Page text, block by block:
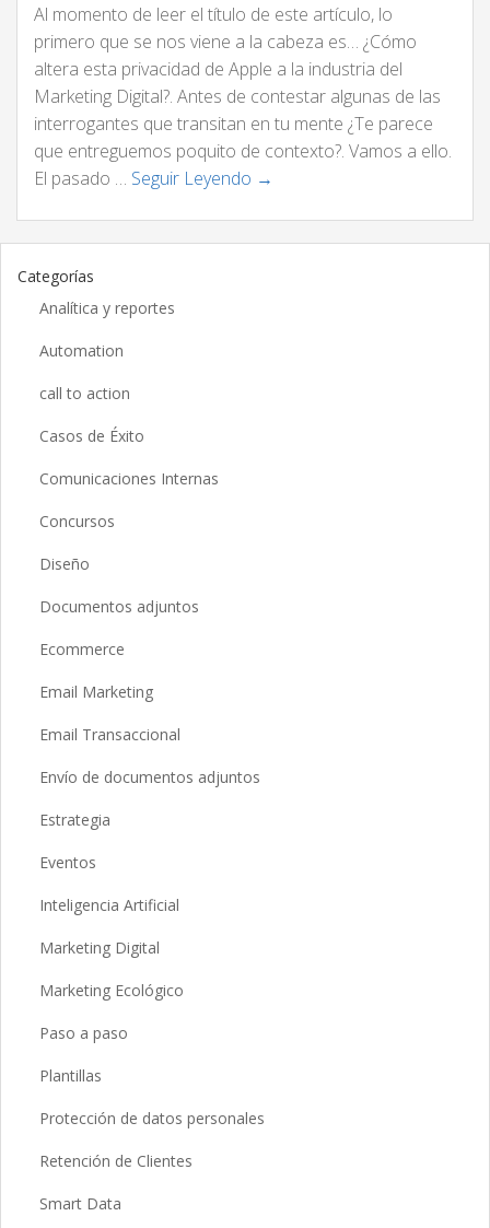
Al momento de leer el título de este artículo, lo
primero que se nos viene a la cabeza es… ¿Cómo
altera esta privacidad de Apple a la industria del
Marketing Digital?. Antes de contestar algunas de las
interrogantes que transitan en tu mente ¿Te parece
que entreguemos poquito de contexto?. Vamos a ello.
El pasado … Seguir Leyendo →
Categorías
Analítica y reportes
Automation
call to action
Casos de Éxito
Comunicaciones Internas
Concursos
Diseño
Documentos adjuntos
Ecommerce
Email Marketing
Email Transaccional
Envío de documentos adjuntos
Estrategia
Eventos
Inteligencia Artificial
Marketing Digital
Marketing Ecológico
Paso a paso
Plantillas
Protección de datos personales
Retención de Clientes
Smart Data